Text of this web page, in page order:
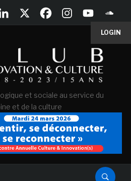
LOGIN
et sociale au service du
et de la culture